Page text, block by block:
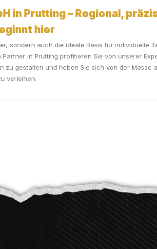
in Prutting – Regional,
hier
sondern auch die ideale Basis für individuelle
in Prutting profitieren Sie von unserer
gestalten und heben Sie sich von der Masse
verleihen.